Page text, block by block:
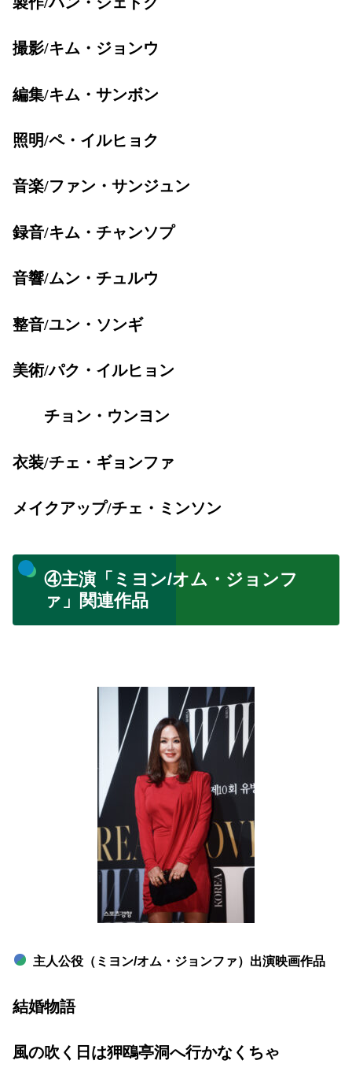
撮影/キム・ジョンウ
編集/キム・サンボン
照明/ペ・イルヒョク
音楽/ファン・サンジュン
録音/キム・チャンソプ
音響/ムン・チュルウ
整音/ユン・ソンギ
美術/パク・イルヒョン
チョン・ウンヨン
衣装/チェ・ギョンファ
メイクアップ/チェ・ミンソン
④主演「ミヨン/オム・ジョンフ
ァ」関連作品
主人公役（ミヨン/オム・ジョンファ）出演映画作品
結婚物語
風の吹く日は狎鴎亭洞へ行かなくちゃ